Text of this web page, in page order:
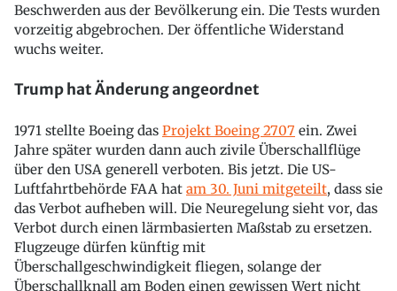
Beschwerden aus der Bevölkerung ein. Die Tests wurden
vorzeitig abgebrochen. Der öffentliche Widerstand
wuchs weiter.
Trump hat Änderung angeordnet
1971 stellte Boeing das Projekt Boeing 2707 ein. Zwei
Jahre später wurden dann auch zivile Überschallflüge
über den USA generell verboten. Bis jetzt. Die US-
Luftfahrtbehörde FAA hat am 30. Juni mitgeteilt, dass sie
das Verbot aufheben will. Die Neuregelung sieht vor, das
Verbot durch einen lärmbasierten Maßstab zu ersetzen.
Flugzeuge dürfen künftig mit
Überschallgeschwindigkeit fliegen, solange der
Überschallknall am Boden einen gewissen Wert nicht